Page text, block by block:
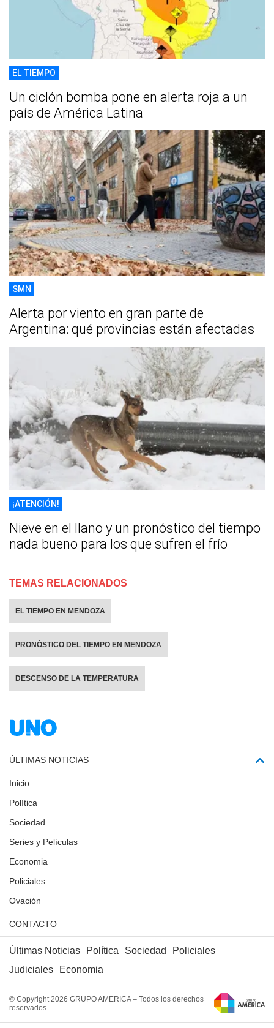
EL TIEMPO
Un ciclón bomba pone en alerta roja a un
país de América Latina
SMN
Alerta por viento en gran parte de
Argentina: qué provincias están afectadas
¡ATENCIÓN!
Nieve en el llano y un pronóstico del tiempo
nada bueno para los que sufren el frío
TEMAS RELACIONADOS
EL TIEMPO EN MENDOZA
PRONÓSTICO DEL TIEMPO EN MENDOZA
DESCENSO DE LA TEMPERATURA
ÚLTIMAS NOTICIAS
Inicio
Política
Sociedad
Series y Películas
Economia
Policiales
Ovación
CONTACTO
Últimas Noticias Política Sociedad
Policiales
Judiciales
Economia
© Copyright 2026 GRUPO AMERICA – Todos los derechos
reservados